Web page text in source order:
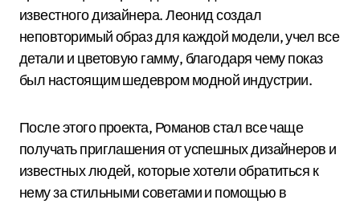
известного дизайнера. Леонид создал
неповторимый образ для каждой модели, учел все
детали и цветовую гамму, благодаря чему показ
был настоящим шедевром модной индустрии.
После этого проекта, Романов стал все чаще
получать приглашения от успешных дизайнеров и
известных людей, которые хотели обратиться к
нему за стильными советами и помощью в